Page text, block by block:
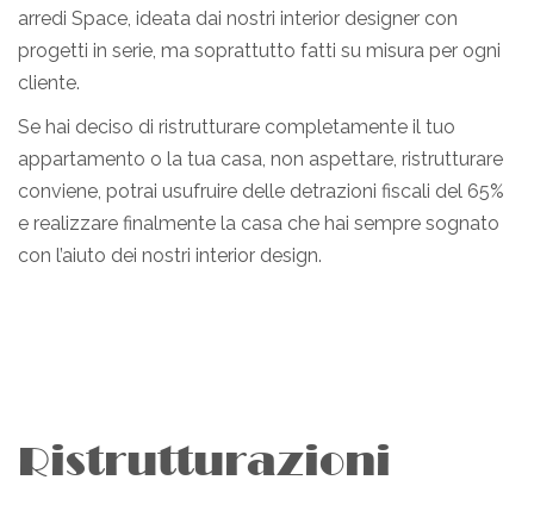
arredi Space, ideata dai nostri interior designer con
progetti in serie, ma soprattutto fatti su misura per ogni
cliente.
Se hai deciso di ristrutturare completamente il tuo
appartamento o la tua casa, non aspettare, ristrutturare
conviene, potrai usufruire delle detrazioni fiscali del 65%
e realizzare finalmente la casa che hai sempre sognato
con l’aiuto dei nostri interior design.
Ristrutturazioni